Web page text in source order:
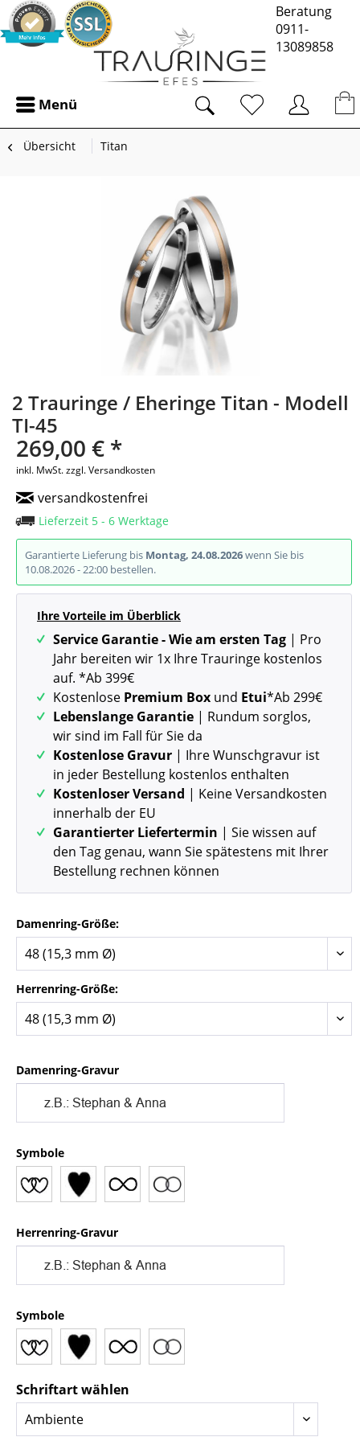
Beratung
0911-
13089858
Menü
Übersicht Titan
2 Trauringe / Eheringe Titan - Modell
TI-45
269,00 € *
inkl. MwSt.zzgl. Versandkosten
versandkostenfrei
Lieferzeit 5 - 6 Werktage
Garantierte Lieferung bis Montag, 24.08.2026wenn Sie bis
10.08.2026 - 22:00 bestellen.
Ihre Vorteile im Überblick
Service Garantie - Wie am ersten Tag | Pro
Jahr bereiten wir 1x Ihre Trauringe kostenlos
auf. *Ab 399€
Kostenlose Premium Box und Etui*Ab 299€
Lebenslange Garantie | Rundum sorglos,
wir sind im Fall für Sie da
Kostenlose Gravur | Ihre Wunschgravur ist
in jeder Bestellung kostenlos enthalten
Kostenloser Versand | Keine Versandkosten
innerhalb der EU
Garantierter Liefertermin | Sie wissen auf
den Tag genau, wann Sie spätestens mit Ihrer
Bestellung rechnen können
Damenring-Größe:
Herrenring-Größe:
Damenring-Gravur
Symbole
Herrenring-Gravur
Symbole
Schriftart wählen